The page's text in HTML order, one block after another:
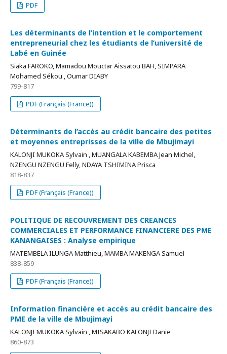
PDF
Les déterminants de l’intention et le comportement
entrepreneurial chez les étudiants de l’université de
Labé en Guinée
Siaka FAROKO, Mamadou Mouctar Aissatou BAH, SIMPARA
Mohamed Sékou , Oumar DIABY
799-817
PDF (Français (France))
Déterminants de l’accès au crédit bancaire des petites
et moyennes entreprisses de la ville de Mbujimayi
KALONJI MUKOKA Sylvain , MUANGALA KABEMBA Jean Michel,
NZENGU NZENGU Felly, NDAYA TSHIMINA Prisca
818-837
PDF (Français (France))
POLITIQUE DE RECOUVREMENT DES CREANCES
COMMERCIALES ET PERFORMANCE FINANCIERE DES PME
KANANGAISES : Analyse empirique
MATEMBELA ILUNGA Matthieu, MAMBA MAKENGA Samuel
838-859
PDF (Français (France))
Information financière et accès au crédit bancaire des
PME de la ville de Mbujimayi
KALONJI MUKOKA Sylvain , MISAKABO KALONJI Danie
860-873